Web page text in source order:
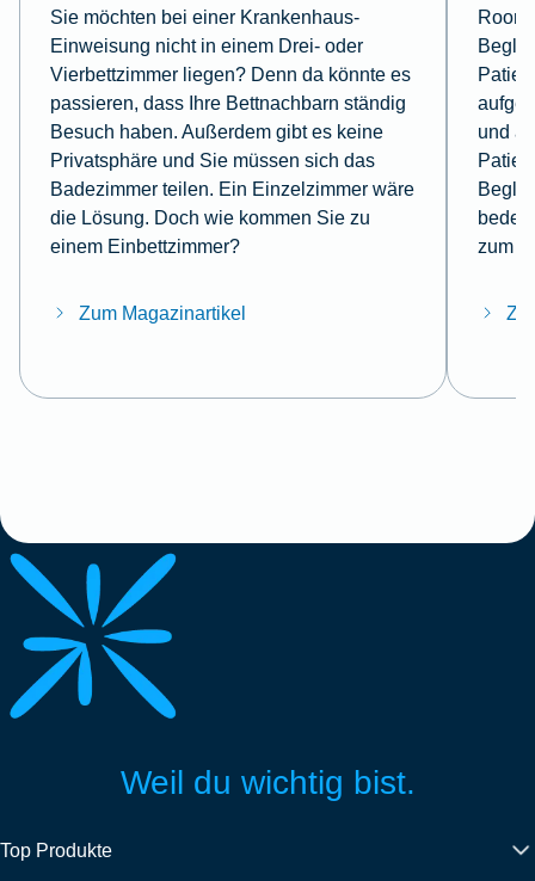
Sie möchten bei einer Krankenhaus-
Einweisung nicht in einem Drei- oder
Vierbettzimmer liegen? Denn da könnte es
passieren, dass Ihre Bettnachbarn ständig
Besuch haben. Außerdem gibt es keine
Privatsphäre und Sie müssen sich das
Badezimmer teilen. Ein Einzelzimmer wäre
die Lösung. Doch wie kommen Sie zu
einem Einbettzimmer?
Zum Magazinartikel
und
zum
Weil du wichtig bist.
Top Produkte